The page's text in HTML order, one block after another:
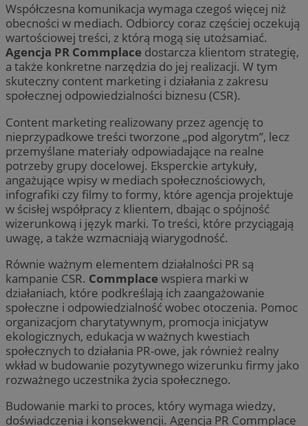
Współczesna komunikacja wymaga czegoś więcej niż
obecności w mediach. Odbiorcy coraz częściej oczekują
wartościowej treści, z którą mogą się utożsamiać.
Agencja PR Commplace dostarcza klientom strategię,
a także konkretne narzędzia do jej realizacji. W tym
skuteczny content marketing i działania z zakresu
społecznej odpowiedzialności biznesu (CSR).
Content marketing realizowany przez agencję to
nieprzypadkowe treści tworzone „pod algorytm”, lecz
przemyślane materiały odpowiadające na realne
potrzeby grupy docelowej. Eksperckie artykuły,
angażujące wpisy w mediach społecznościowych,
infografiki czy filmy to formy, które agencja projektuje
w ścisłej współpracy z klientem, dbając o spójność
wizerunkową i język marki. To treści, które przyciągają
uwagę, a także wzmacniają wiarygodność.
Równie ważnym elementem działalności PR są
kampanie CSR. Commplacewspiera marki w
działaniach, które podkreślają ich zaangażowanie
społeczne i odpowiedzialność wobec otoczenia. Pomoc
organizacjom charytatywnym, promocja inicjatyw
ekologicznych, edukacja w ważnych kwestiach
społecznych to działania PR-owe, jak również realny
wkład w budowanie pozytywnego wizerunku firmy jako
rozważnego uczestnika życia społecznego.
Budowanie marki to proces, który wymaga wiedzy,
doświadczenia i konsekwencji. Agencja PR Commplace